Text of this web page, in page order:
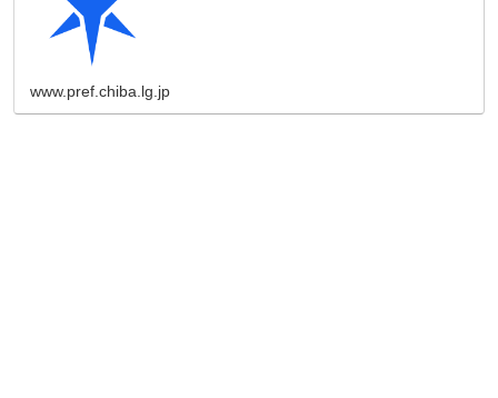
www.pref.chiba.lg.jp